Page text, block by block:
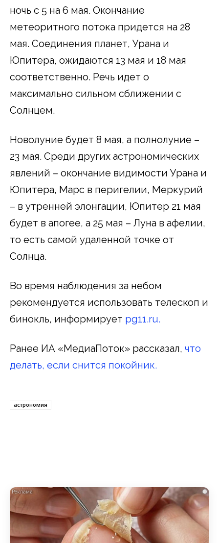
ночь с 5 на 6 мая. Окончание
метеоритного потока придется на 28
мая. Соединения планет, Урана и
Юпитера, ожидаются 13 мая и 18 мая
соответственно. Речь идет о
максимально сильном сближении с
Солнцем.
Новолуние будет 8 мая, а полнолуние –
23 мая. Среди других астрономических
явлений – окончание видимости Урана и
Юпитера, Марс в перигелии, Меркурий
– в утренней элонгации, Юпитер 21 мая
будет в апогее, а 25 мая – Луна в афелии,
то есть самой удаленной точке от
Солнца.
Во время наблюдения за небом
рекомендуется использовать телескоп и
бинокль, информирует pg11.ru.
Ранее ИА «МедиаПоток» рассказал, что
делать, если снится покойник.
астрономия
i